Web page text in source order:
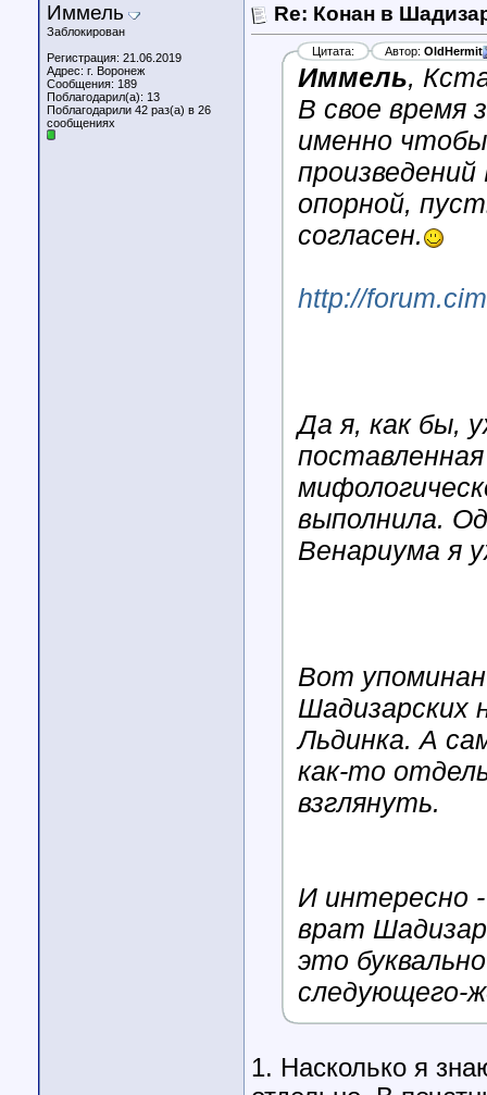
Иммель
Заблокирован
Регистрация: 21.06.2019
Адрес: г. Воронеж
Сообщения: 189
Поблагодарил(а): 13
Поблагодарили 42 раз(а) в 26
сообщениях
Re: Конан в
Цитата: Автор: OldHermit
Иммель,
В свое время
именно
опорной,
согласен.
http://
Да я, как бы,
выполнила.
Венариума я
Вот
Шадизарских
Льдинка. А
как-то
взглянуть.
И интересно
врат
это
следующего-
1. Насколько я